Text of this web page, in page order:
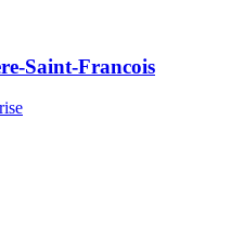
Saint-Francois